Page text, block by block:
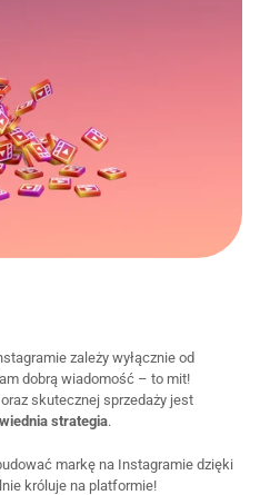
zależy wyłącznie od
dobrą wiadomość – to mit!
strategia.
króluje na platformie!